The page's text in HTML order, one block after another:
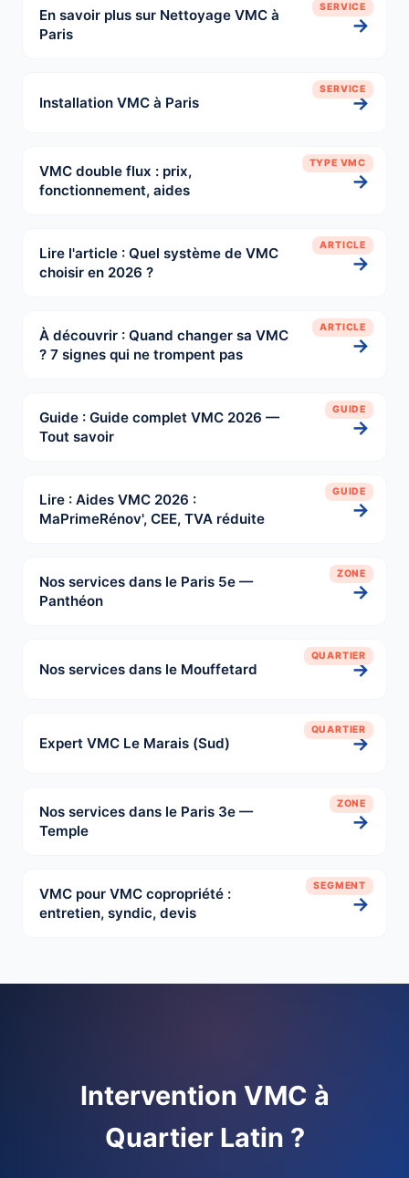
SERVICE
En savoir plus sur Nettoyage VMC à
Paris
→
SERVICE
Installation VMC à Paris →
TYPE VMC
VMC double flux : prix,
fonctionnement, aides
→
ARTICLE
Lire l'article : Quel système de VMC
choisir en 2026 ?
→
ARTICLE
À découvrir : Quand changer sa VMC
? 7 signes qui ne trompent pas
→
GUIDE
Guide : Guide complet VMC 2026 —
Tout savoir
→
GUIDE
Lire : Aides VMC 2026 :
MaPrimeRénov', CEE, TVA réduite
→
ZONE
Nos services dans le Paris 5e —
Panthéon
→
QUARTIER
Nos services dans le Mouffetard →
QUARTIER
Expert VMC Le Marais (Sud) →
ZONE
Nos services dans le Paris 3e —
Temple
→
SEGMENT
VMC pour VMC copropriété :
entretien, syndic, devis
→
Intervention VMC à
Quartier Latin ?